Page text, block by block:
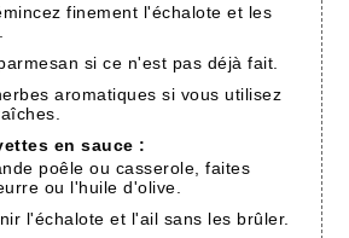
finement l'échalote et les
si ce n'est pas déjà fait.
aromatiques si vous utilisez
en sauce :
poêle ou casserole, faites
ou l'huile d'olive.
l'échalote et l'ail sans les brûler.